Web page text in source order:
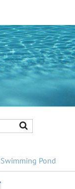
Swimming Pond